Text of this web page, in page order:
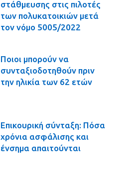
στάθμευσης στις πιλοτές
των πολυκατοικιών μετά
τον νόμο 5005/2022
Ποιοι μπορούν να
συνταξιοδοτηθούν πριν
την ηλικία των 62 ετών
Επικουρική σύνταξη: Πόσα
χρόνια ασφάλισης και
ένσημα απαιτούνται